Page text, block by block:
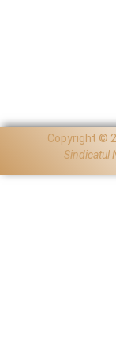
Copyright ©
Sindicatul